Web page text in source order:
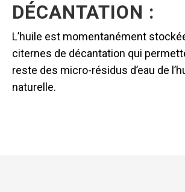
DÉCANTATION :
L’huile est momentanément
citernes de décantation qui
reste des micro-résidus d’eau de
naturelle.